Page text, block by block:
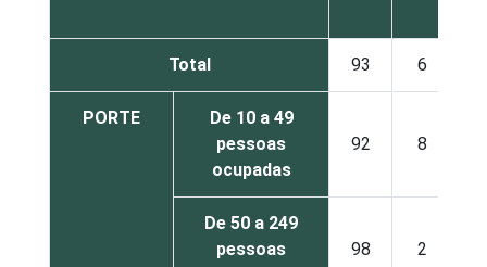
Total 93 6
PORTE
De 10 a 49
pessoas
ocupadas
92 8
De 50 a 249
pessoas
98 2